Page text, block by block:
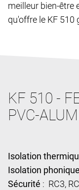
meilleur bien-être
qu'offre le KF 510
KF 510 -
PVC-
Isolation
Isolation phonique
Sécurité : RC3,